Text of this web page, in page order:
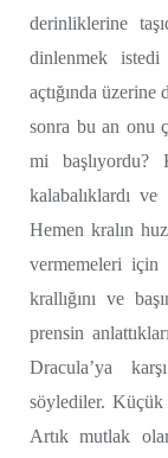
derinliklerine
dinlenmek
açtığında
sonra bu an onu
mi başlıyordu?
kalabalıklardı
Hemen kralın
vermemeleri için
krallığını ve
prensin
Dracula’ya
söylediler.
Artık mutlak